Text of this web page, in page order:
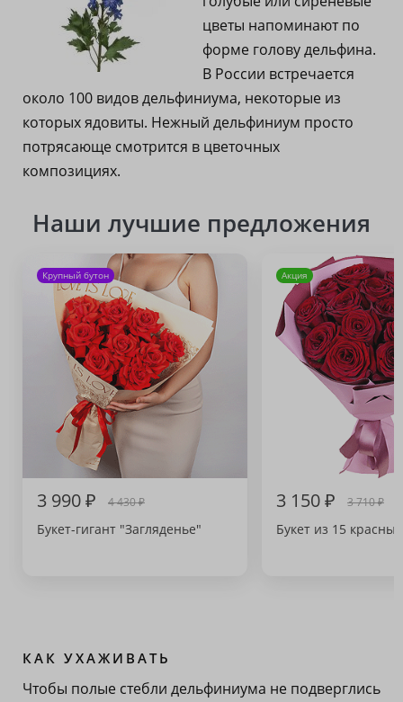
цветы напоминают по
форме голову дельфина.
В России встречается
около 100 видов дельфиниума, некоторые из
которых ядовиты. Нежный дельфиниум просто
потрясающе смотрится в цветочных
композициях.
Наши лучшие предложения
Крупный бутон
3 990 ₽ 4 430 ₽
Букет-гигант "Загляденье"
Акция
3 150 ₽ 3 710 ₽
Букет из 15
КАК УХАЖИВАТЬ
Чтобы полые стебли дельфиниума не подверглись